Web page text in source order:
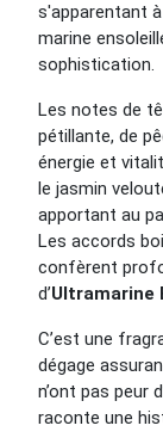
s'apparentant
marine
sophistication.
Les notes de
pétillante, de
énergie et
le jasmin
apportant au
Les accords
confèrent
d’Ultramarine
C’est une
dégage
n’ont pas peur
raconte une